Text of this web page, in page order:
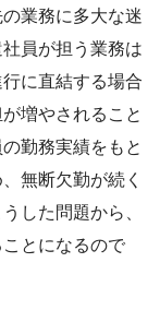
業務に多大な迷
員が担う業務は
に直結する場合
増やされること
勤務実績をもと
無断欠勤が続く
した問題から、
とになるので